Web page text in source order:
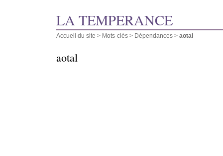
LA TEMPERANCE
Accueil du site > Mots-clés > Dépendances > aotal
aotal